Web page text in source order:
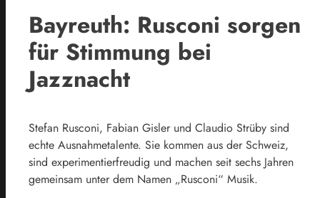
Bayreuth: Rusconi sorgen
für Stimmung bei
Jazznacht
Stefan Rusconi, Fabian Gisler und Claudio Strüby sind
echte Ausnahmetalente. Sie kommen aus der Schweiz,
sind experimentierfreudig und machen seit sechs Jahren
gemeinsam unter dem Namen „Rusconi“ Musik.